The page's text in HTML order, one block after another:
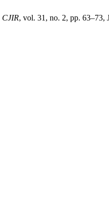
CJIR, vol. 31, no. 2, pp. 63–73,